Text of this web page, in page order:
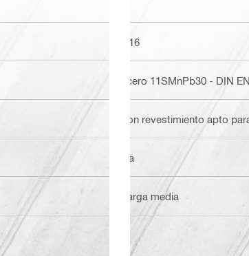
M16
Acero 11SMnPb30 - DIN
Con revestimiento apto
n/a
Carga media